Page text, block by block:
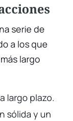
serie de
a los que
largo
largo plazo.
sólida y un